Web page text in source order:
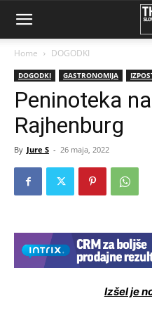
Home DOGODKI
DOGODKI GASTRONOMIJA
Peninoteka
Rajhenburg
By Jure S - 26 maja, 2022
Izšel je